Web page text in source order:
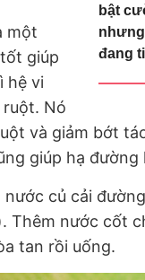
bật
đang
một
giúp
hệ vi
Nó
và giảm bớt
giúp hạ đường
nước củ cải
Thêm nước cốt
tan rồi uống.